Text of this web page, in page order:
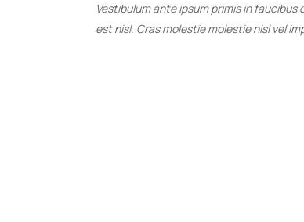
Vestibulum ante ipsum primis in
est nisl. Cras molestie molestie nisl vel